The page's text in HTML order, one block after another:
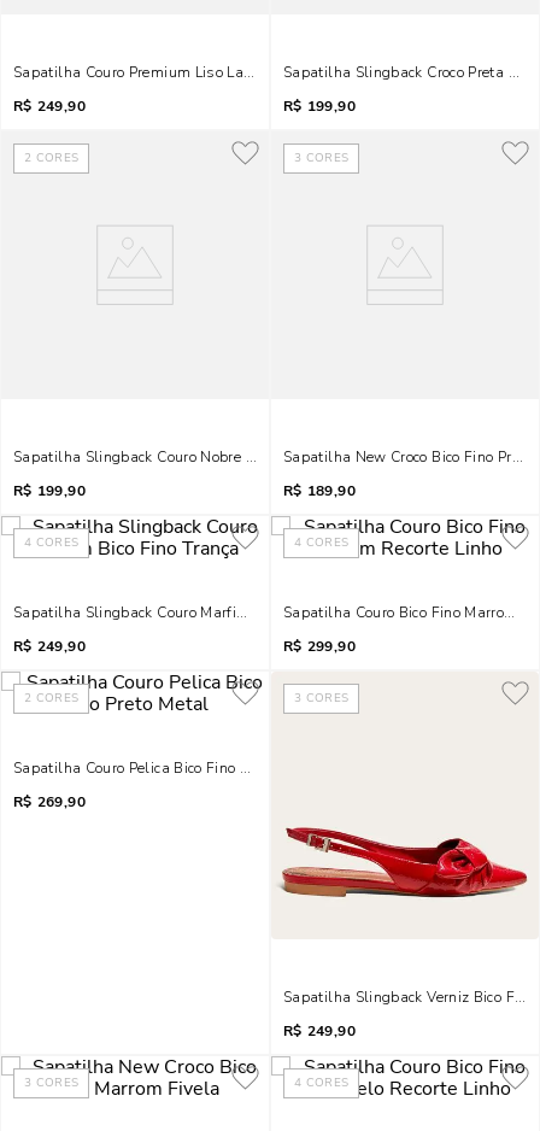
Sapatilha Couro Premium Liso Laço Marrom
R$ 249,90
Sapatilha Slingback Croco Preta Bico
R$ 199,90
2 CORES
Sapatilha Slingback Couro Nobre Marfim Bico Fino
R$ 199,90
3 CORES
Sapatilha New Croco Bico Fino Preto
R$ 189,90
4 CORES
Sapatilha Slingback Couro Marfim Bico Fino Trança
R$ 249,90
4 CORES
Sapatilha Couro Bico Fino Marrom
R$ 299,90
2 CORES
Sapatilha Couro Pelica Bico Fino Preto Metal
R$ 269,90
3 CORES
Sapatilha Slingback Verniz Bico Fino
R$ 249,90
3 CORES 4 CORES